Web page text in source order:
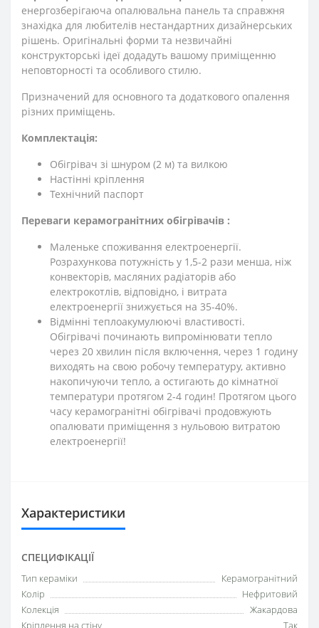
енергозберігаюча опалювальна панель та справжня
знахідка для любителів нестандартних дизайнерських
рішень. Оригінальні форми та незвичайні
конструкторські ідеї додадуть вашому приміщенню
неповторності та особливого стилю.
Призначений для основного та додаткового опалення
різних приміщень.
Комплектація:
Обігрівач зі шнуром (2 м) та вилкою
Настінні кріплення
Технічний паспорт
Переваги керамогранітних обігрівачів :
Маленьке споживання електроенергії.
Розрахункова потужність у 1,5-2 рази менша, ніж
конвекторів, масляних радіаторів або
електрокотлів, відповідно, і витрата
електроенергії знижується на 35-40%.
Відмінні теплоакумулюючі властивості.
Обігрівачі починають випромінювати тепло
через 20 хвилин після включення, через 1 годину
виходять на свою робочу температуру, активно
накопичуючи тепло, а остигають до кімнатної
температури протягом 2-4 годин! Протягом цього
часу керамогранітні обігрівачі продовжують
опалювати приміщення з нульовою витратою
електроенергії!
Характеристики
СПЕЦИФІКАЦІЇ
Тип кераміки
Керамогранітний
Колір
Нефритовий
Колекція
Жакардова
Кріплення на стіну
Так